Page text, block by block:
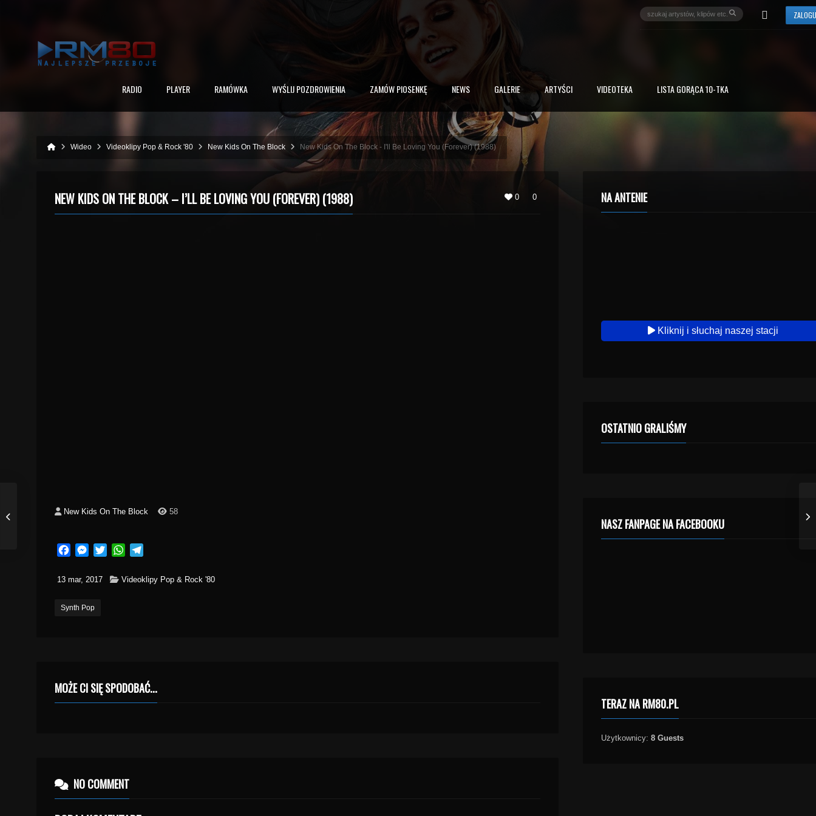
RADIO PLAYER RAMÓWKA WYŚLIJ POZDROWIENIA ZAMÓW PIOSENKĘ NEWS GALERIE ARTYŚCI VIDEOTEKA LISTA GORĄCA 10-TKA
Wideo Videoklipy Pop & Rock '80 New Kids On The Block New Kids On The Block - I'll Be Loving You (Forever) (1988)
0 0
NEW KIDS ON THE BLOCK – I’LL BE LOVING YOU (FOREVER) (1988)
New Kids On The Block 58
FacebookMessenger
TwitterWhatsApp
13 mar, 2017 Videoklipy Pop & Rock '80
Synth Pop
MOŻE CI SIĘ SPODOBAĆ...
NO COMMENT
NA ANTENIE
Kliknij i słuchaj naszej stacji
OSTATNIO GRALIŚMY
NASZ FANPAGE NA FACEBOOKU
TERAZ NA RM80.PL
Użytkownicy: 8 Guests